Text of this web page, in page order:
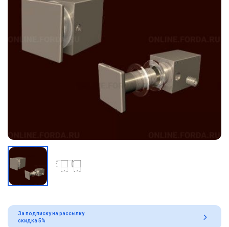
За подписку на рассылку
скидка 5%